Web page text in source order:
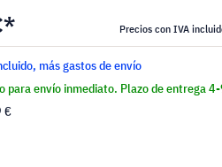
Precios con IVA
más gastos de envío
para envío inmediato. Plazo de entrega
€